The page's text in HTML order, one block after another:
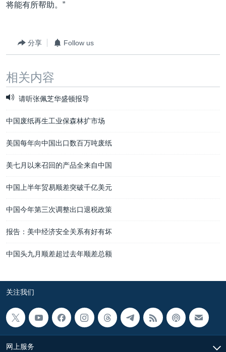
将能有所帮助。”
分享 Follow us
相关内容
请听张佩芝华盛顿报导
中国废纸再生工业保森林扩市场
美国每年向中国出口数百万吨废纸
美七月以来召回的产品全来自中国
中国上半年贸易顺差突破千亿美元
中国今年第三次调整出口退税政策
报告：美中经济安全关系有好有坏
中国头九月顺差超过去年顺差总额
关注我们
网上服务